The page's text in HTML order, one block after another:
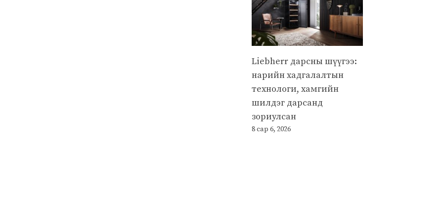
Liebherr дарсны шүүгээ:
нарийн хадгалалтын
технологи, хамгийн
шилдэг дарсанд
зориулсан
8 сар 6, 2026